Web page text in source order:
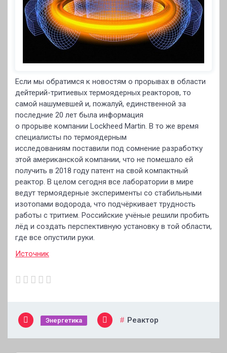
Если мы обратимся к новостям о прорывах в области
дейтерий-тритиевых термоядерных реакторов, то
самой нашумевшей и, пожалуй, единственной за
последние 20 лет была информация
о прорыве компании Lockheed Martin. В то же время
специалисты по термоядерным
исследованиям поставили под сомнение разработку
этой американской компании, что не помешало ей
получить в 2018 году патент на свой компактный
реактор. В целом сегодня все лаборатории в мире
ведут термоядерные эксперименты со стабильными
изотопами водорода, что подчёркивает трудность
работы с тритием. Российские учёные решили пробить
лёд и создать перспективную установку в той области,
где все опустили руки.
Источник
Энергетика Реактор